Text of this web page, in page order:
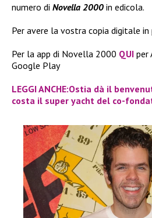
numero di Novella 2000 in edicola.
Per avere la vostra copia digitale
Per la app di Novella 2000 QUI per
Google Play
LEGGI ANCHE:Ostia dà il
costa il super yacht del co-